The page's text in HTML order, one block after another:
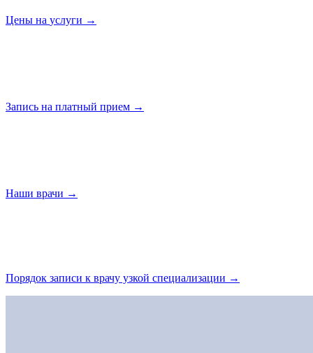
Цены на услуги →
Запись на платный прием →
Наши врачи →
Порядок записи к врачу узкой специализации →